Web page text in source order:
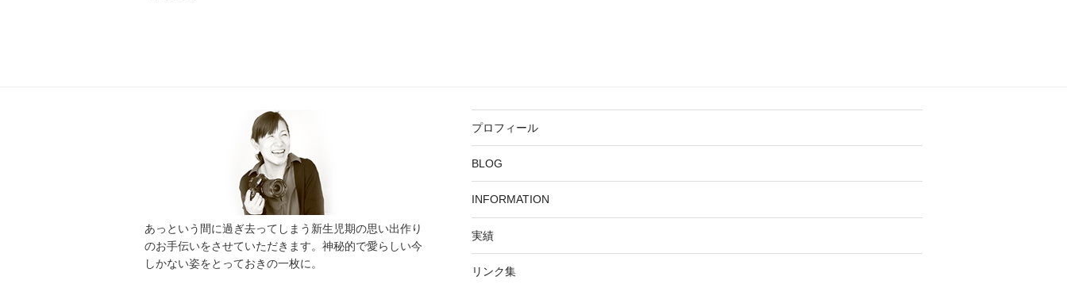
あっという間に過ぎ去ってしまう新生児期の思い出作り
のお手伝いをさせていただきます。神秘的で愛らしい今
しかない姿をとっておきの一枚に。
プロフィール
BLOG
INFORMATION
実績
リンク集